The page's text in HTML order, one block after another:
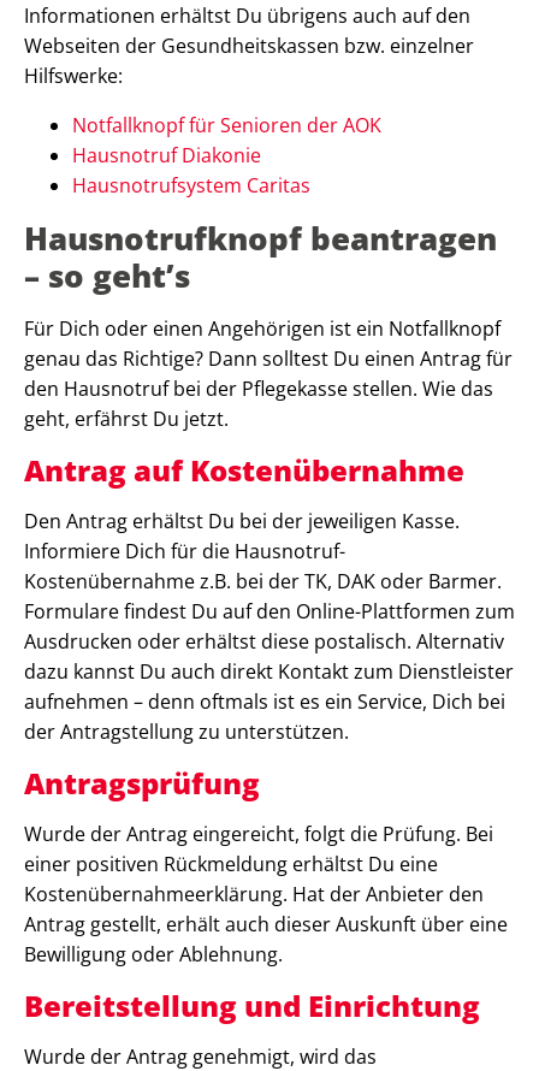
Informationen erhältst Du übrigens auch auf den
Webseiten der Gesundheitskassen bzw. einzelner
Hilfswerke:
Notfallknopf für Senioren der AOK
Hausnotruf Diakonie
Hausnotrufsystem Caritas
Hausnotrufknopf beantragen
– so geht’s
Für Dich oder einen Angehörigen ist ein Notfallknopf
genau das Richtige? Dann solltest Du einen Antrag für
den Hausnotruf bei der Pflegekasse stellen. Wie das
geht, erfährst Du jetzt.
Antrag auf Kostenübernahme
Den Antrag erhältst Du bei der jeweiligen Kasse.
Informiere Dich für die Hausnotruf-
Kostenübernahme z.B. bei der TK, DAK oder Barmer.
Formulare findest Du auf den Online-Plattformen zum
Ausdrucken oder erhältst diese postalisch. Alternativ
dazu kannst Du auch direkt Kontakt zum Dienstleister
aufnehmen – denn oftmals ist es ein Service, Dich bei
der Antragstellung zu unterstützen.
Antragsprüfung
Wurde der Antrag eingereicht, folgt die Prüfung. Bei
einer positiven Rückmeldung erhältst Du eine
Kostenübernahmeerklärung. Hat der Anbieter den
Antrag gestellt, erhält auch dieser Auskunft über eine
Bewilligung oder Ablehnung.
Bereitstellung und Einrichtung
Wurde der Antrag genehmigt, wird das